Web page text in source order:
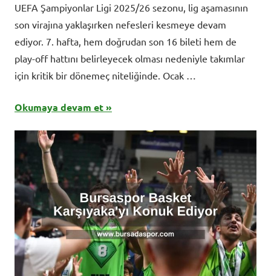
UEFA Şampiyonlar Ligi 2025/26 sezonu, lig aşamasının
son virajına yaklaşırken nefesleri kesmeye devam
ediyor. 7. hafta, hem doğrudan son 16 bileti hem de
play-off hattını belirleyecek olması nedeniyle takımlar
için kritik bir dönemeç niteliğinde. Ocak …
Okumaya devam et